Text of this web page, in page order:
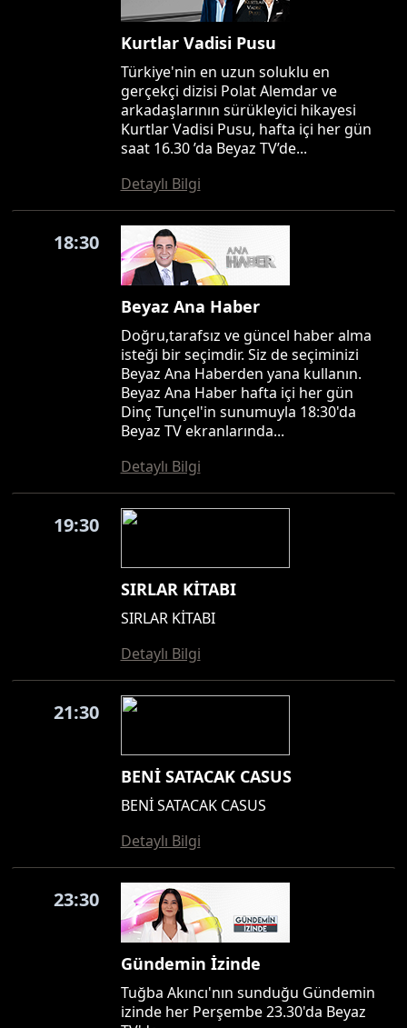
Kurtlar Vadisi Pusu
Türkiye'nin en uzun soluklu en
gerçekçi dizisi Polat Alemdar ve
arkadaşlarının sürükleyici hikayesi
Kurtlar Vadisi Pusu, hafta içi her gün
saat 16.30 ’da Beyaz TV’de...
Detaylı Bilgi
18:30
Beyaz Ana Haber
Doğru,tarafsız ve güncel haber alma
isteği bir seçimdir. Siz de seçiminizi
Beyaz Ana Haberden yana kullanın.
Beyaz Ana Haber hafta içi her gün
Dinç Tunçel'in sunumuyla 18:30'da
Beyaz TV ekranlarında...
Detaylı Bilgi
19:30
SIRLAR KİTABI
SIRLAR KİTABI
Detaylı Bilgi
21:30
BENİ SATACAK CASUS
BENİ SATACAK CASUS
Detaylı Bilgi
23:30
Gündemin İzinde
Tuğba Akıncı'nın sunduğu Gündemin
izinde her Perşembe 23.30'da Beyaz